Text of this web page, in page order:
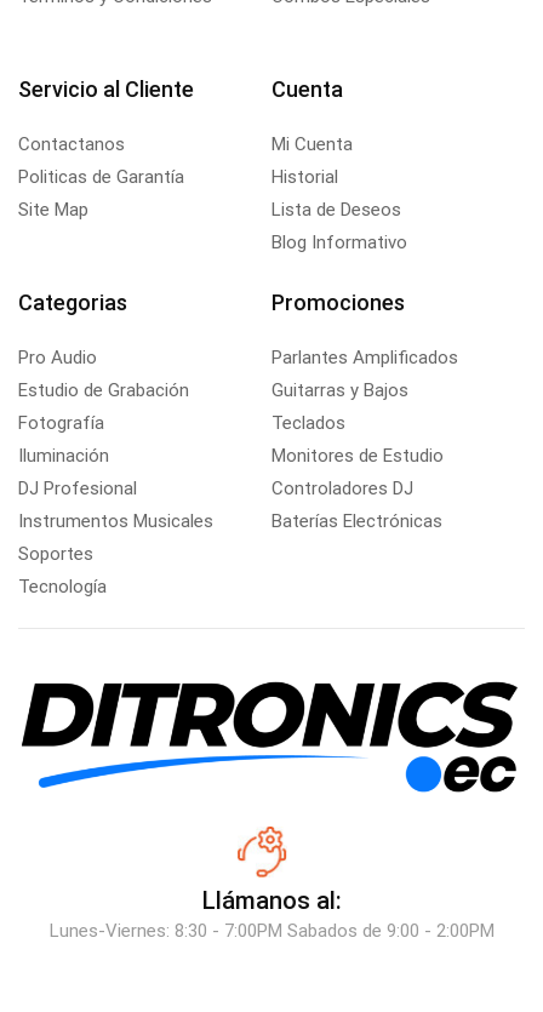
Servicio al Cliente
Contactanos
Politicas de Garantía
Site Map
Cuenta
Mi Cuenta
Historial
Lista de Deseos
Blog Informativo
Categorias
Pro Audio
Estudio de Grabación
Fotografía
Iluminación
DJ Profesional
Instrumentos Musicales
Soportes
Tecnología
Promociones
Parlantes Amplificados
Guitarras y Bajos
Teclados
Monitores de Estudio
Controladores DJ
Baterías Electrónicas
Llámanos al:
Lunes-Viernes: 8:30 - 7:00PM Sabados de 9:00 - 2:00PM